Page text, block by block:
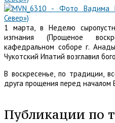
1 марта, в Неделю
изгнания (Прощеное
кафедральном соборе г.
Чукотский Ипатий возглавил
В воскресенье, по традиции,
друга прощения перед началом
Публикации по